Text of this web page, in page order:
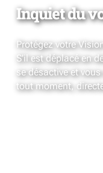
Inquiet du
Protégez votre
S’il est déplacé en
se désactive et
tout moment,